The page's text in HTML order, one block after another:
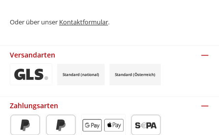
Oder über unser Kontaktformular.
Versandarten
Standard (national) Standard (Österreich)
Zahlungsarten